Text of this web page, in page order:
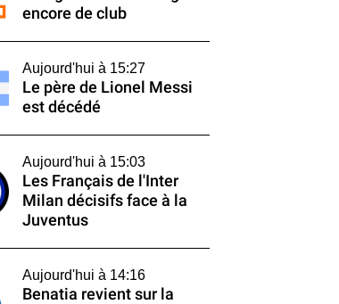
encore de club
Aujourd'hui à 15:27
Le père de Lionel Messi
est décédé
Aujourd'hui à 15:03
Les Français de l'Inter
Milan décisifs face à la
Juventus
Aujourd'hui à 14:16
Benatia revient sur la